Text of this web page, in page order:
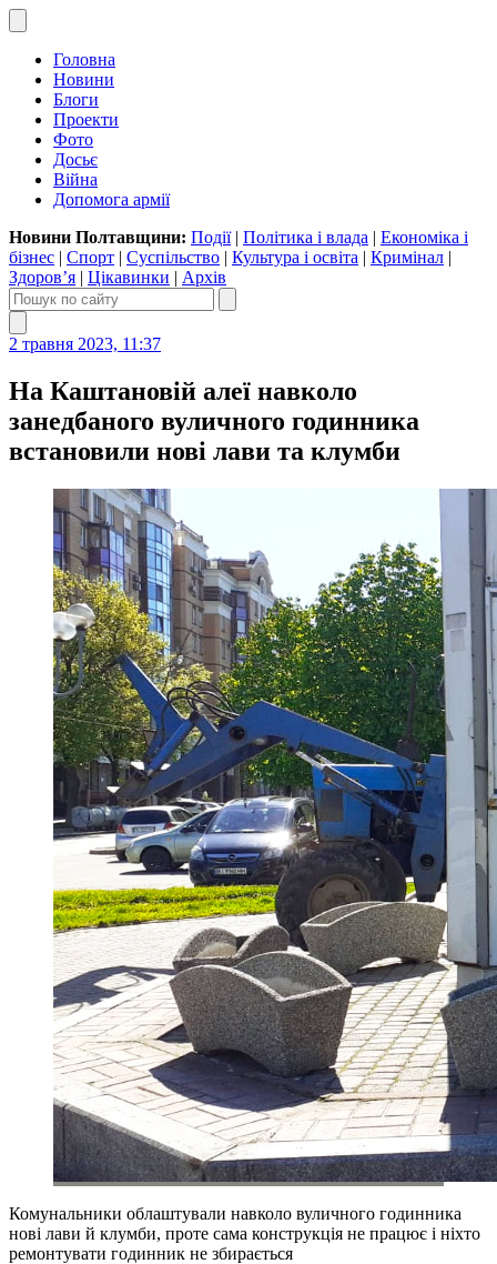
Головна
Новини
Блоги
Проекти
Фото
Досьє
Війна
Допомога армії
Новини Полтавщини: Події| Політика і влада | Економіка і
бізнес | Спорт | Суспільство | Культура і освіта | Кримінал |
Здоров’я | Цікавинки | Архів
2 травня 2023, 11:37
На Каштановій алеї навколо
занедбаного вуличного годинника
встановили нові лави та клумби
Комунальники облаштували навколо вуличного годинника
нові лави й клумби, проте сама конструкція не працює і ніхто
ремонтувати годинник не збирається